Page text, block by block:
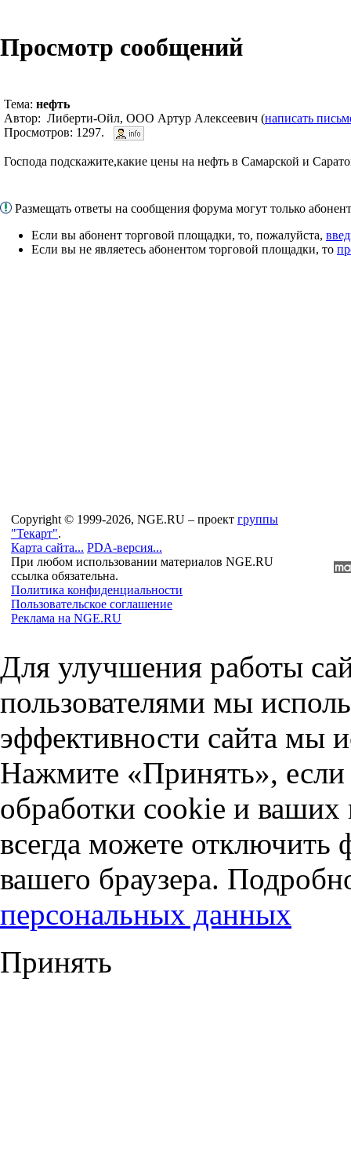
Просмотр сообщений
Тема: нефть
Автор: Либерти-Ойл, ООО Артур Алексеевич (написать
Просмотров: 1297.
Господа подскажите,какие цены на нефть в Самарской и
Размещать ответы на сообщения форума могут только
Если вы абонент торговой площадки, то, пожалуйста,
Если вы не являетесь абонентом торговой площадки, то
Copyright © 1999-2026, NGE.RU – проект группы
"Текарт".
Карта сайта... PDA-версия...
При любом использовании материалов NGE.RU
ссылка обязательна.
Политика конфиденциальности
Пользовательское соглашение
Реклама на NGE.RU
Для улучшения работы
пользователями мы
эффективности сайта мы
Нажмите «Принять», если
обработки cookie и
всегда можете отключить
вашего браузера.
персональных данных
Принять